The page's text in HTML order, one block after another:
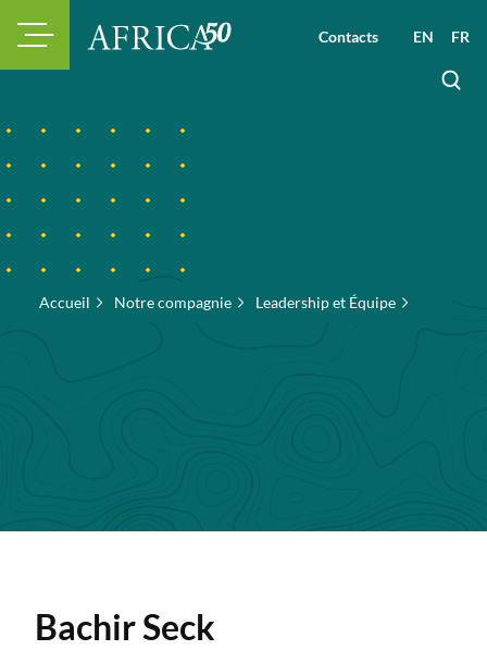
Contacts EN FR
Accueil Notre compagnie Leadership et Équipe
BachirSeck